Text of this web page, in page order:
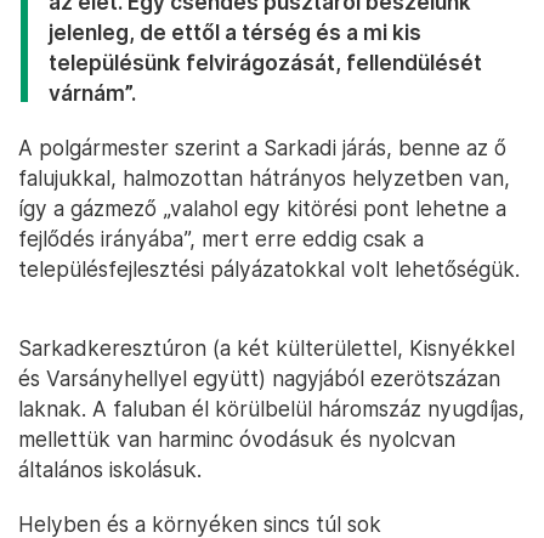
jelenleg, de ettől a térség és a mi kis
településünk felvirágozását, fellendülését
várnám”.
A polgármester szerint a Sarkadi járás, benne az ő
falujukkal, halmozottan hátrányos helyzetben van,
így a gázmező „valahol egy kitörési pont lehetne a
fejlődés irányába”, mert erre eddig csak a
településfejlesztési pályázatokkal volt lehetőségük.
Sarkadkeresztúron (a két külterülettel, Kisnyékkel
és Varsányhellyel együtt) nagyjából ezerötszázan
laknak. A faluban él körülbelül háromszáz nyugdíjas,
mellettük van harminc óvodásuk és nyolcvan
általános iskolásuk.
Helyben és a környéken sincs túl sok